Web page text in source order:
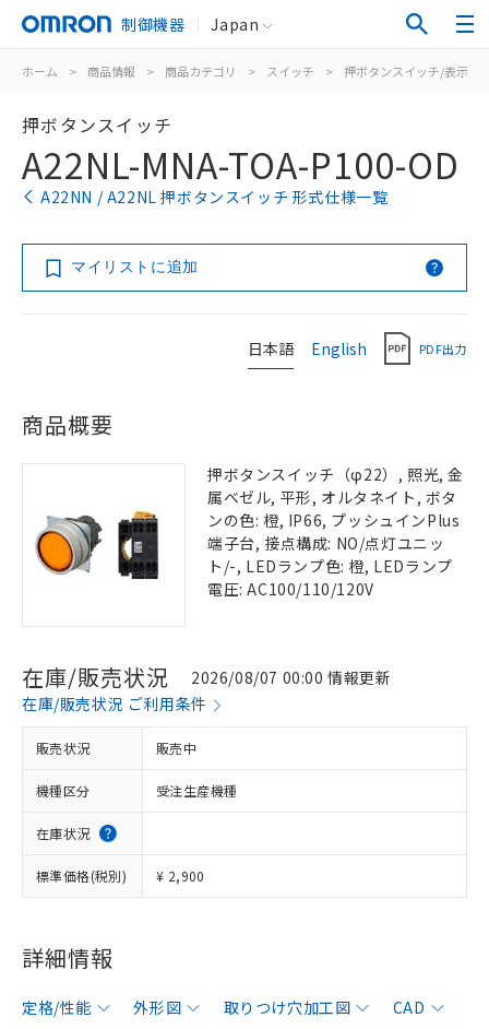
制御機器 Japan
ホーム > 商品情報 > 商品カテゴリ > スイッチ > 押ボタンスイッチ/表示灯
押ボタンスイッチ
A22NL-MNA-TOA-P100-OD
A22NN / A22NL 押ボタンスイッチ 形式仕様一覧
マイリストに追加
日本語 English PDF出力
商品概要
押ボタンスイッチ（φ22）, 照光, 金
属ベゼル, 平形, オルタネイト, ボタ
ンの色: 橙, IP66, プッシュインPlus
端子台, 接点構成: NO/点灯ユニッ
ト/-, LEDランプ色: 橙, LEDランプ
電圧: AC100/110/120V
在庫/販売状況
2026/08/07 00:00 情報更新
在庫/販売状況 ご利用条件
販売状況 販売中
機種区分 受注生産機種
在庫状況
標準価格(税別) ¥ 2,900
詳細情報
定格/性能 外形図 取りつけ穴加工図
CAD